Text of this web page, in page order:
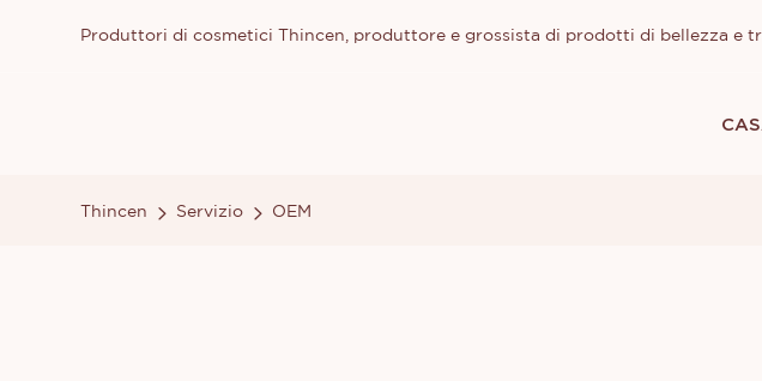
Produttori di cosmetici Thincen, produttore e grossista di prodotti di bellezza e
Thincen Servizio OEM